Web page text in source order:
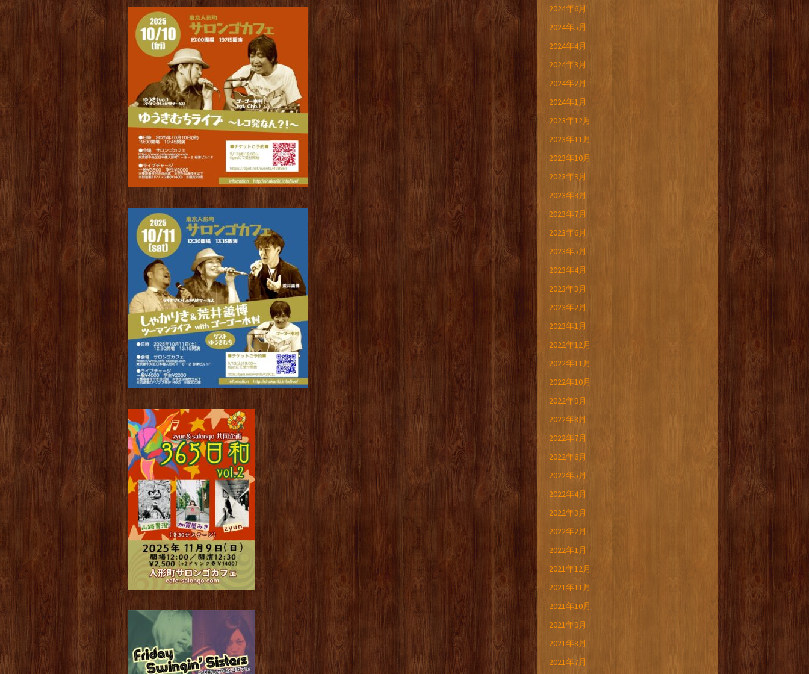
2024年6月
2024年5月
2024年4月
2024年3月
2024年2月
2024年1月
2023年12月
2023年11月
2023年10月
2023年9月
2023年8月
2023年7月
2023年6月
2023年5月
2023年4月
2023年3月
2023年2月
2023年1月
2022年12月
2022年11月
2022年10月
2022年9月
2022年8月
2022年7月
2022年6月
2022年5月
2022年4月
2022年3月
2022年2月
2022年1月
2021年12月
2021年11月
2021年10月
2021年9月
2021年8月
2021年7月